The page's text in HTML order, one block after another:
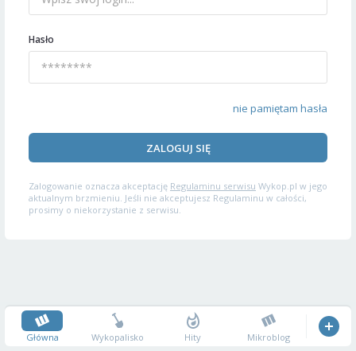
Hasło
nie pamiętam hasła
ZALOGUJ SIĘ
Zalogowanie oznacza akceptację Regulaminu serwisu Wykop.pl w jego
aktualnym brzmieniu. Jeśli nie akceptujesz Regulaminu w całości,
prosimy o niekorzystanie z serwisu.
Główna Wykopalisko Hity Mikroblog